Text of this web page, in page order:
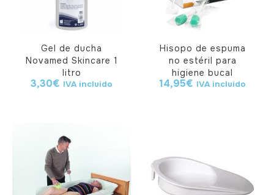
Gel de ducha
Novamed Skincare 1
litro
3,30€ IVA incluido
Hisopo de espuma
no estéril para
higiene bucal
14,95€ IVA incluido